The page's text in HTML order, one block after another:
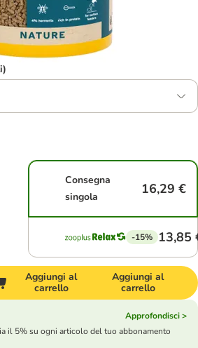
Consegna
singola
16,29 €
-15% 13,85
Aggiungi al
carrello
Aggiungi al
carrello
Approfondisci >
il 5% su ogni articolo del tuo abbonamento